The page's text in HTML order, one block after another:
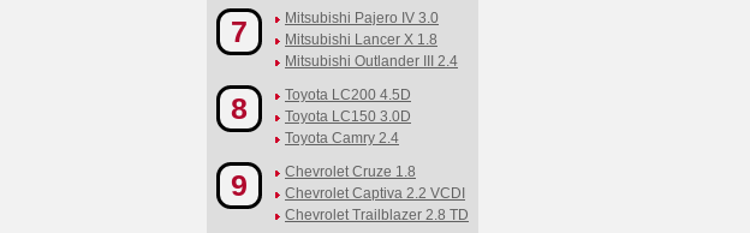
7
Mitsubishi Pajero IV 3.0
Mitsubishi Lancer X 1.8
Mitsubishi Outlander III 2.4
8
Toyota LC200 4.5D
Toyota LC150 3.0D
Toyota Camry 2.4
9
Chevrolet Cruze 1.8
Chevrolet Captiva 2.2 VCDI
Chevrolet Trailblazer 2.8 TD